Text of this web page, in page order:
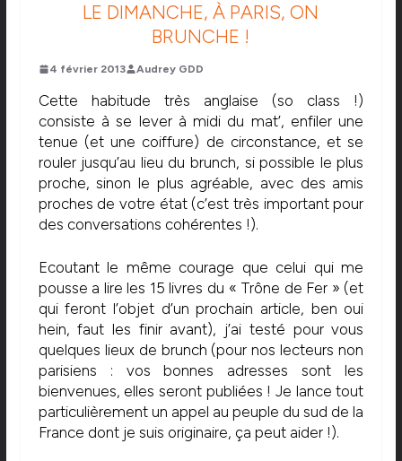
LE DIMANCHE, À PARIS, ON
BRUNCHE !
4 février 2013 Audrey GDD
Cette habitude très anglaise (so class !)
consiste à se lever à midi du mat’, enfiler une
tenue (et une coiffure) de circonstance, et se
rouler jusqu’au lieu du brunch, si possible le plus
proche, sinon le plus agréable, avec des amis
proches de votre état (c’est très important pour
des conversations cohérentes !).
Ecoutant le même courage que celui qui me
pousse a lire les 15 livres du « Trône de Fer » (et
qui feront l’objet d’un prochain article, ben oui
hein, faut les finir avant), j’ai testé pour vous
quelques lieux de brunch (pour nos lecteurs non
parisiens : vos bonnes adresses sont les
bienvenues, elles seront publiées ! Je lance tout
particulièrement un appel au peuple du sud de la
France dont je suis originaire, ça peut aider !).